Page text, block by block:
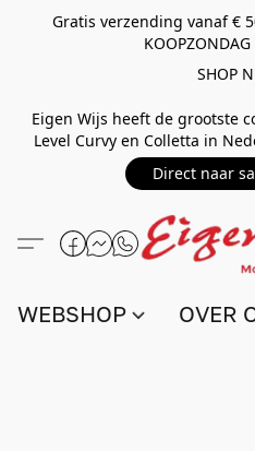
Gratis verzending vanaf €
SHOP
Eigen Wijs heeft de grootste
Level Curvy en Colletta in
Direct naar
WEBSHOP OVER